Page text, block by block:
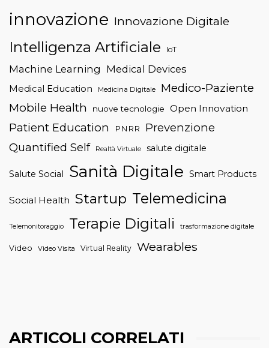
innovazione Innovazione Digitale
Intelligenza Artificiale IoT
Machine Learning Medical Devices
Medical Education Medicina Digitale
Medico-Paziente
Mobile Health
nuove tecnologie Open Innovation
Patient Education PNRR
Prevenzione
Quantified Self
Realtà Virtuale salute digitale
Salute Social Sanità Digitale Smart Products
Social Health Startup Telemedicina
Telemonitoraggio Terapie Digitali trasformazione digitale
Video Video Visita Virtual Reality Wearables
ARTICOLI CORRELATI